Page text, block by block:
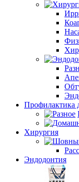
Профилактика
Хирургия
Эндодонтия